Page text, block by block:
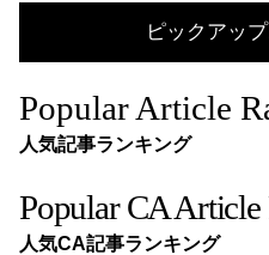
ピックアッ
Popular Article
人気記事ランキング
Popular CA
人気CA記事ランキング